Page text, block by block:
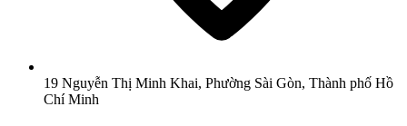
19 Nguyễn Thị Minh Khai, Phường Sài Gòn, Thành phố Hồ
Chí Minh